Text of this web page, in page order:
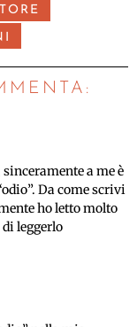
a me è
Da come scrivi
ho letto molto
leggerlo